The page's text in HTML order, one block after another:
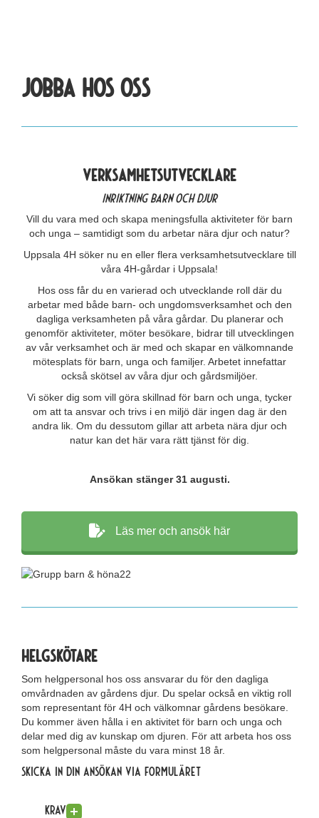
Jobba hos oss
Verksamhetsutvecklare
Inriktning barn och djur
Vill du vara med och skapa meningsfulla aktiviteter för barn
och unga – samtidigt som du arbetar nära djur och natur?
Uppsala 4H söker nu en eller flera verksamhetsutvecklare till
våra 4H-gårdar i Uppsala!
Hos oss får du en varierad och utvecklande roll där du
arbetar med både barn- och ungdomsverksamhet och den
dagliga verksamheten på våra gårdar. Du planerar och
genomför aktiviteter, möter besökare, bidrar till utvecklingen
av vår verksamhet och är med och skapar en välkomnande
mötesplats för barn, unga och familjer. Arbetet innefattar
också skötsel av våra djur och gårdsmiljöer.
Vi söker dig som vill göra skillnad för barn och unga, tycker
om att ta ansvar och trivs i en miljö där ingen dag är den
andra lik. Om du dessutom gillar att arbeta nära djur och
natur kan det här vara rätt tjänst för dig.
Ansökan stänger 31 augusti.
Läs mer och ansök här
Helgskötare
Som helgpersonal hos oss ansvarar du för den dagliga
omvårdnaden av gårdens djur. Du spelar också en viktig roll
som representant för 4H och välkomnar gårdens besökare.
Du kommer även hålla i en aktivitet för barn och unga och
delar med dig av kunskap om djuren. För att arbeta hos oss
som helgpersonal måste du vara minst 18 år.
Skicka in din ansökan via formuläret
Krav